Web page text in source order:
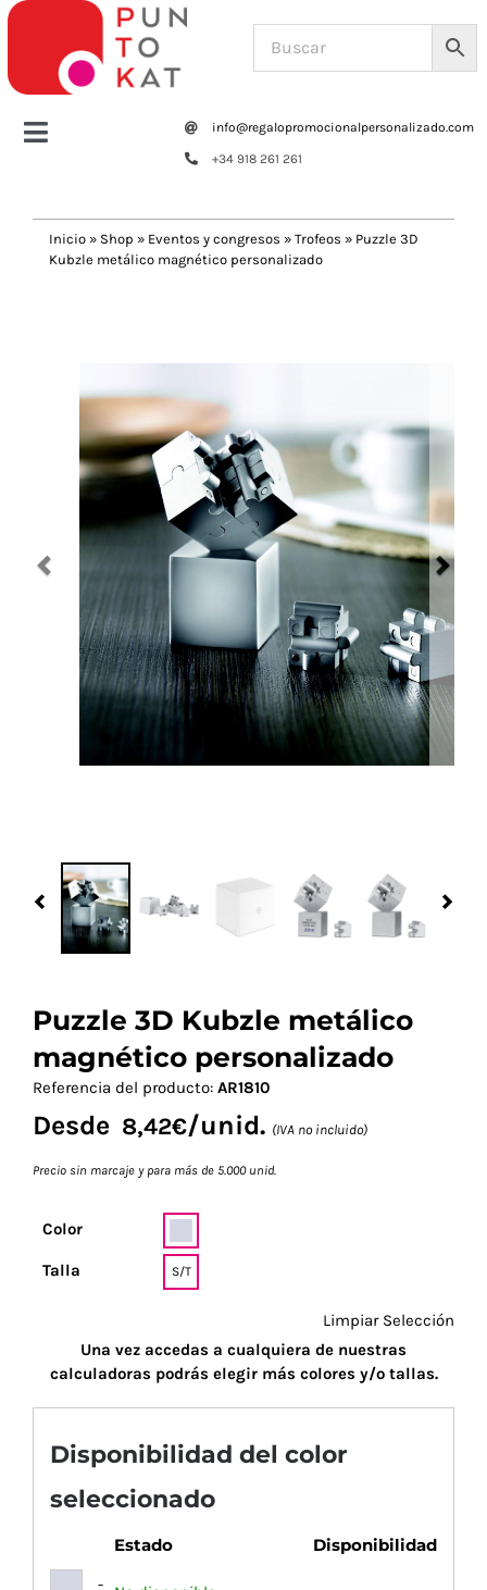
Saltar
contenido
Toggle
Tazas y botellas
Escritura
Navidad 🎄 Invierno
Tecnología
Más Regalos
Fabricación
info@regalopromocionalpersonalizado.com
+34 918 261 261
Inicio » Shop » Eventos y congresos » Trofeos » Puzzle 3D
Kubzle metálico magnético personalizado
Previous
Puzzle 3D Kubzle metálico
magnético personalizado
Referencia del producto: AR1810
Desde 8,42€/unid. (IVA no incluido)
Precio sin marcaje y para más de 5.000 unid.
Color
Talla S/T
Limpiar Selección
Una vez accedas a cualquiera de nuestras
calculadoras podrás elegir más colores y/o tallas.
Disponibilidad del color
seleccionado
Estado Disponibilidad
-